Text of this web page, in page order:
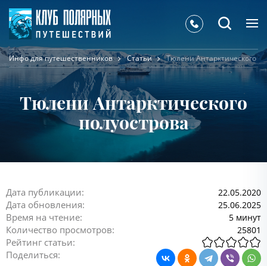
Инфо для путешественников Статьи Тюлени Антарктического
Тюлени Антарктического
полуострова
Дата публикации: 22.05.2020
Дата обновления: 25.06.2025
Время на чтение: 5 минут
Количество просмотров: 25801
Рейтинг статьи:
Поделиться: